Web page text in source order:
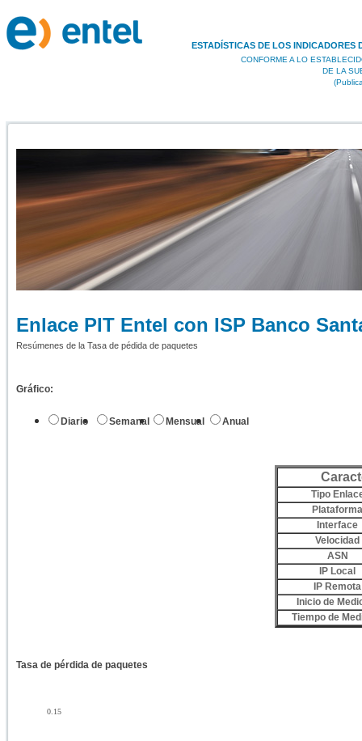
ESTADÍSTICAS DE LOS INDICADORES
CONFORME A LO
DE LA
Enlace PIT Entel con ISP Banco
Resúmenes de la Tasa de pédida de paquetes
Gráfico:
Diario Semanal Mensual Anual
Tipo
Plataforma
Interface
Velocidad
ASN
IP Local
IP Remota
Inicio de
Tiempo de
Tasa de pérdida de paquetes
0.15